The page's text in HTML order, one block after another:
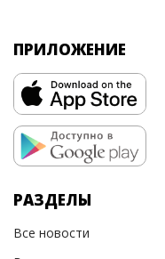
ПРИЛОЖЕНИЕ
РАЗДЕЛЫ
Все новости